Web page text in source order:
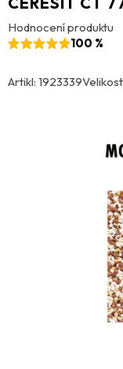
Hodnocení produktu
100 %
Artikl: 1923339